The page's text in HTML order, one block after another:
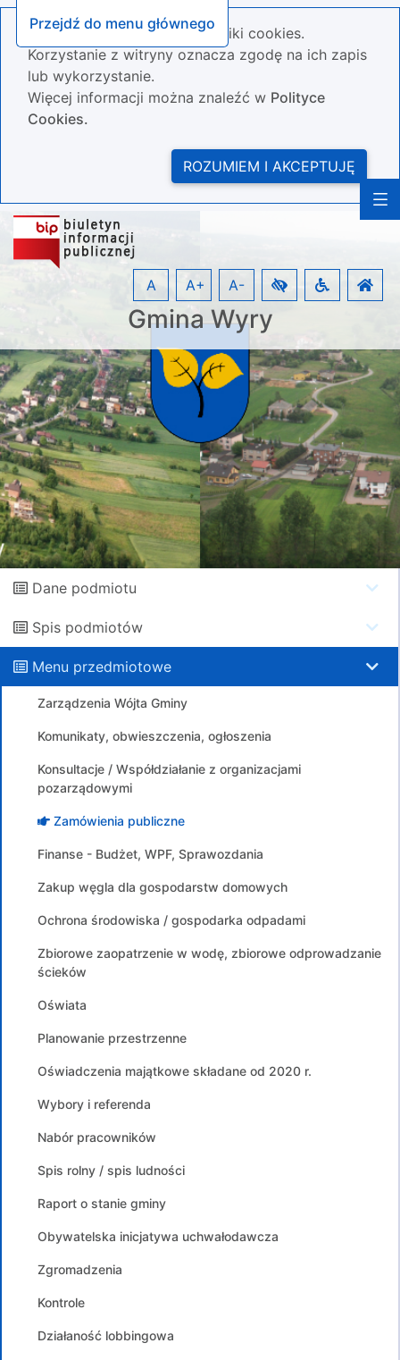
Przejdź do menu głównego
Nasza strona wykorzystuje pliki cookies.
Korzystanie z witryny oznacza zgodę na ich zapis
lub wykorzystanie.
Więcej informacji można znaleźć w Polityce
Cookies.
ROZUMIEM I AKCEPTUJĘ
Gmina Wyry
A A+ A-
Dane podmiotu
Spis podmiotów
Menu przedmiotowe
Zarządzenia Wójta Gminy
Komunikaty, obwieszczenia, ogłoszenia
Konsultacje / Współdziałanie z organizacjami
pozarządowymi
Zamówienia publiczne
Finanse - Budżet, WPF, Sprawozdania
Zakup węgla dla gospodarstw domowych
Ochrona środowiska / gospodarka odpadami
Zbiorowe zaopatrzenie w wodę, zbiorowe odprowadzanie
ścieków
Oświata
Planowanie przestrzenne
Oświadczenia majątkowe składane od 2020 r.
Wybory i referenda
Nabór pracowników
Spis rolny / spis ludności
Raport o stanie gminy
Obywatelska inicjatywa uchwałodawcza
Zgromadzenia
Kontrole
Działaność lobbingowa